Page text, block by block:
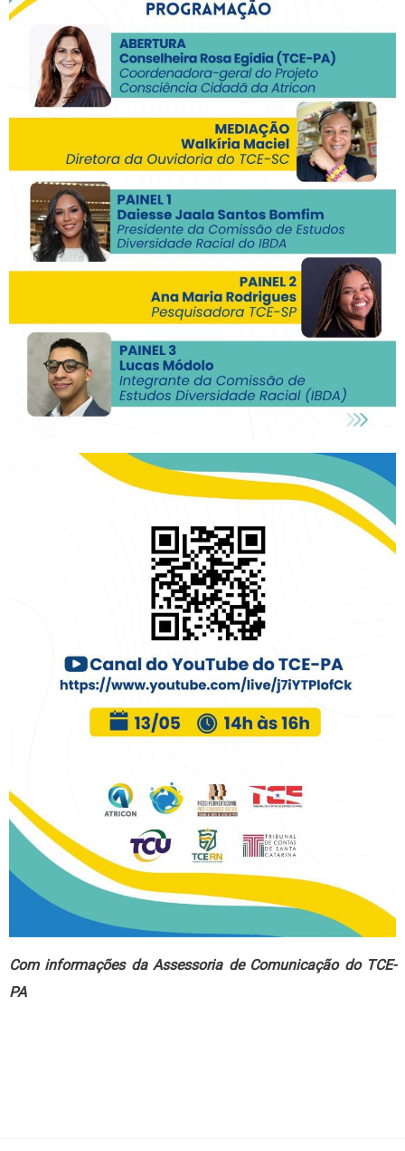
Com informações da Assessoria de Comunicação do TCE-
PA